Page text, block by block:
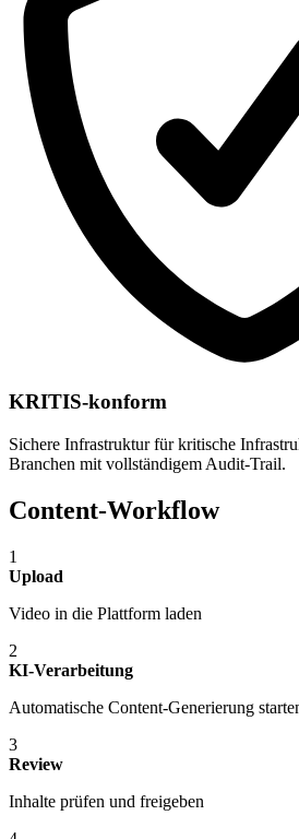
KRITIS-konform
Sichere Infrastruktur für kritische
Branchen mit vollständigem Audit-Trail.
Content-Workflow
1
Upload
Video in die Plattform laden
2
KI-Verarbeitung
Automatische Content-Generierung
3
Review
Inhalte prüfen und freigeben